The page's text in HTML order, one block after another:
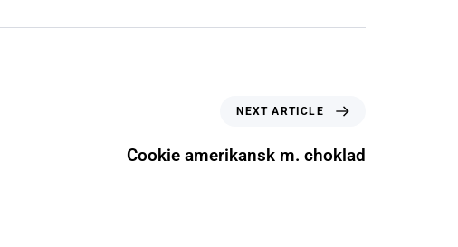
NEXT ARTICLE
Cookie amerikansk m. choklad